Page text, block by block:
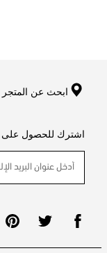
ابحث عن المتجر
اشترك للحصول